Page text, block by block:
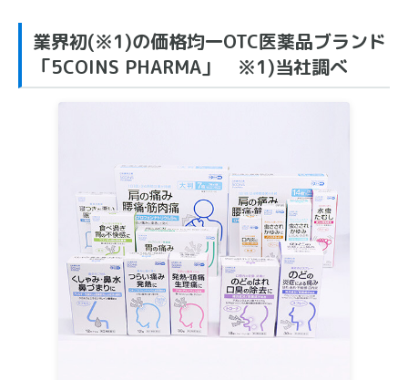
業界初(※1)の価格均一OTC医薬品ブランド
「5COINS PHARMA」 ※1)当社調べ